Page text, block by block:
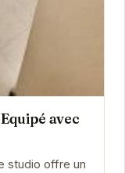
avec
studio offre un